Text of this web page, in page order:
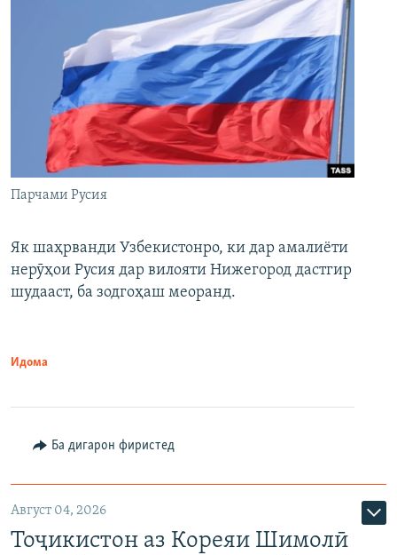
Парчами Русия
Як шаҳрванди Узбекистонро, ки дар амалиёти
нерӯҳои Русия дар вилояти Нижегород дастгир
шудааст, ба зодгоҳаш меоранд.
Идома
Ба дигарон фиристед
Август 04, 2026
Тоҷикистон аз Кореяи Шимолӣ